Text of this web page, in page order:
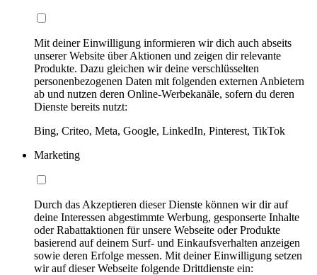
Mit deiner Einwilligung informieren wir dich auch abseits
unserer Website über Aktionen und zeigen dir relevante
Produkte. Dazu gleichen wir deine verschlüsselten
personenbezogenen Daten mit folgenden externen Anbietern
ab und nutzen deren Online-Werbekanäle, sofern du deren
Dienste bereits nutzt:
Bing, Criteo, Meta, Google, LinkedIn, Pinterest, TikTok
Marketing
Durch das Akzeptieren dieser Dienste können wir dir auf
deine Interessen abgestimmte Werbung, gesponserte Inhalte
oder Rabattaktionen für unsere Webseite oder Produkte
basierend auf deinem Surf- und Einkaufsverhalten anzeigen
sowie deren Erfolge messen. Mit deiner Einwilligung setzen
wir auf dieser Webseite folgende Drittdienste ein: